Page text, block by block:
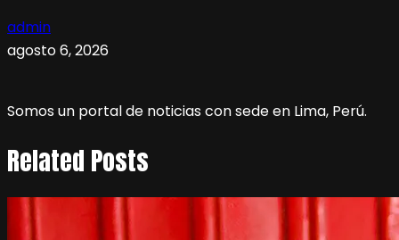
admin
agosto 6, 2026
Somos un portal de noticias con sede en Lima, Perú.
Related Posts